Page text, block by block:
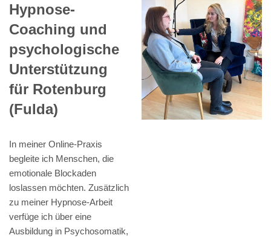
Hypnose-
Coaching und
psychologische
Unterstützung
für Rotenburg
(Fulda)
In meiner Online-Praxis
begleite ich Menschen, die
emotionale Blockaden
loslassen möchten. Zusätzlich
zu meiner Hypnose-Arbeit
verfüge ich über eine
Ausbildung in Psychosomatik,